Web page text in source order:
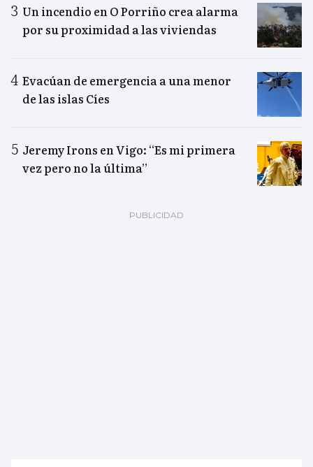
Un incendio en O Porriño crea alarma
por su proximidad a las viviendas
Evacúan de emergencia a una menor
de las islas Cíes
Jeremy Irons en Vigo: “Es mi primera
vez pero no la última”